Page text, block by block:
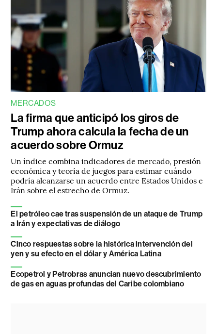
MERCADOS
La firma que anticipó los giros de
Trump ahora calcula la fecha de un
acuerdo sobre Ormuz
Un índice combina indicadores de mercado, presión
económica y teoría de juegos para estimar cuándo
podría alcanzarse un acuerdo entre Estados Unidos e
Irán sobre el estrecho de Ormuz.
El petróleo cae tras suspensión de un ataque de Trump
a Irán y expectativas de diálogo
Cinco respuestas sobre la histórica intervención del
yen y su efecto en el dólar y América Latina
Ecopetrol y Petrobras anuncian nuevo descubrimiento
de gas en aguas profundas del Caribe colombiano